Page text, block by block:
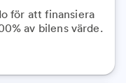
för att finansiera
av bilens värde.